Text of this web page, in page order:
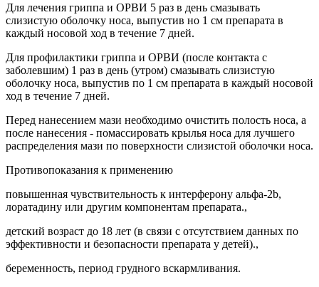
Для лечения гриппа и ОРВИ 5 раз в день смазывать
слизистую оболочку носа, выпустив но 1 см препарата в
каждый носовой ход в течение 7 дней.
Для профилактики гриппа и ОРВИ (после контакта с
заболевшим) 1 раз в день (утром) смазывать слизистую
оболочку носа, выпустив по 1 см препарата в каждый носовой
ход в течение 7 дней.
Перед нанесением мази необходимо очистить полость носа, а
после нанесения - помассировать крылья носа для лучшего
распределения мази по поверхности слизистой оболочки носа.
Противопоказания к применению
повышенная чувствительность к интерферону альфа-2b,
лоратадину или другим компонентам препарата.,
детский возраст до 18 лет (в связи с отсутствием данных по
эффективности и безопасности препарата у детей).,
беременность, период грудного вскармливания.